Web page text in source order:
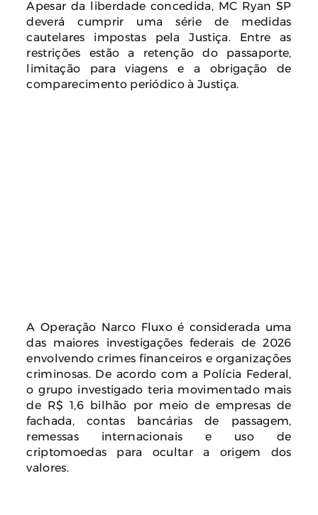
Apesar da liberdade concedida, MC Ryan SP
deverá cumprir uma série de medidas
cautelares impostas pela Justiça. Entre as
restrições estão a retenção do passaporte,
limitação para viagens e a obrigação de
comparecimento periódico à Justiça.
A Operação Narco Fluxo é considerada uma
das maiores investigações federais de 2026
envolvendo crimes financeiros e organizações
criminosas. De acordo com a Polícia Federal,
o grupo investigado teria movimentado mais
de R$ 1,6 bilhão por meio de empresas de
fachada, contas bancárias de passagem,
remessas internacionais e uso de
criptomoedas para ocultar a origem dos
valores.